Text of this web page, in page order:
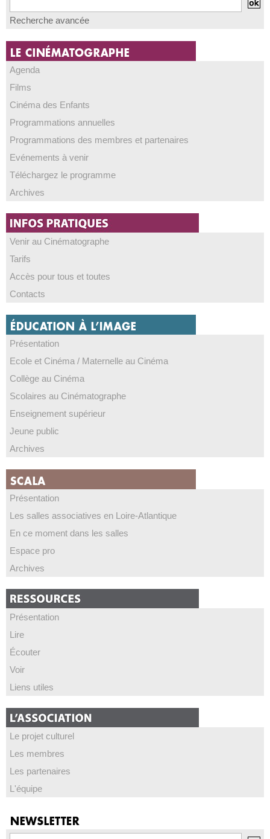
Recherche avancée
Agenda
Films
Cinéma des Enfants
Programmations annuelles
Programmations des membres et partenaires
Evénements à venir
Téléchargez le programme
Archives
Venir au Cinématographe
Tarifs
Accès pour tous et toutes
Contacts
Présentation
Ecole et Cinéma / Maternelle au Cinéma
Collège au Cinéma
Scolaires au Cinématographe
Enseignement supérieur
Jeune public
Archives
Présentation
Les salles associatives en Loire-Atlantique
En ce moment dans les salles
Espace pro
Archives
Présentation
Lire
Écouter
Voir
Liens utiles
Le projet culturel
Les membres
Les partenaires
L'équipe